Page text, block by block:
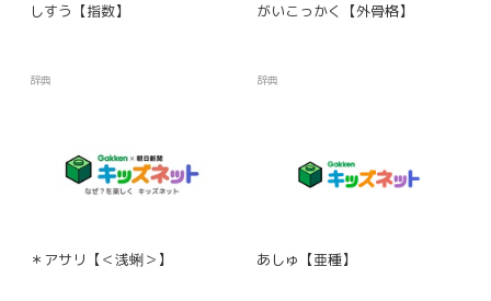
しすう【指数】
辞典
がいこっかく【外骨格】
辞典
＊アサリ【＜浅蜊＞】 あしゅ【亜種】